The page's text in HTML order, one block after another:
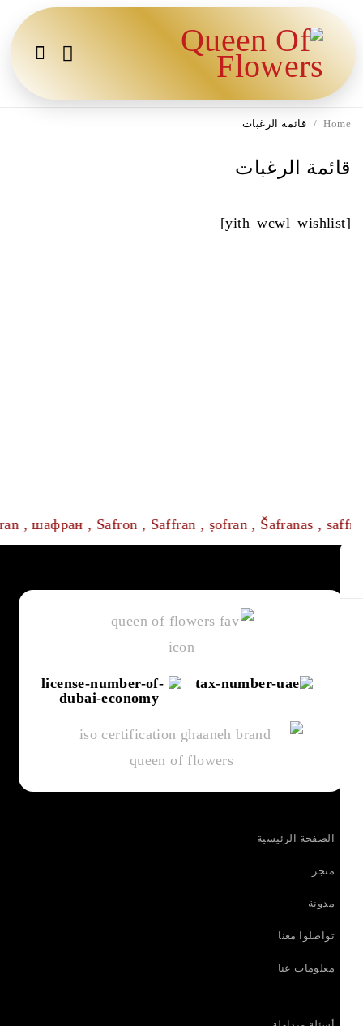
قائمة الرغبات
Home قائمة الرغبات
[yith_wcwl_wishlist]
الصفحة الرئيسية
متجر
مدونة
تواصلوا معنا
معلومات عنا